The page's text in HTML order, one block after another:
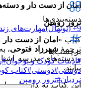
امان از دست دار و
ترور رومین
کتاب « امان از دست
ترجمهٔ شهرزاد فتوحی،
و دسته‌های مدرسه اشنا
بیابند.
این کتاب به
دسته‌بندی‌ها
9+ (نونهال)
مهارت‌های
برچسب‌ها
#ادبیات کودک و نوجوان#
دوستی#دوستی#کتاب
نردبان#ترور رومین